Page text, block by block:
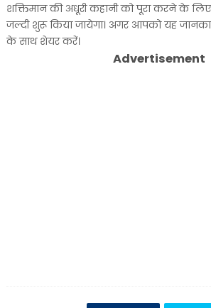
शक्तिमान की अधूरी कहानी को पूरा करने के लिए
जल्दी शुरू किया जायेगा। अगर आपको यह
के साथ शेयर करें।
Advertisement